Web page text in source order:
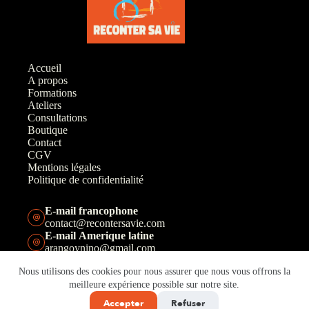
Nous utilisons des cookies pour nous assurer que nous vous offrons la
meilleure expérience possible sur notre site.
Accepter Refuser
Accueil
A propos
Formations
Ateliers
Consultations
Boutique
Contact
CGV
Mentions légales
Politique de confidentialité
E-mail francophone
contact@recontersavie.com
E-mail Amerique latine
arangoynino@gmail.com
+33(0)6 67 46 19 00
Téléphone Amerique latine
+57 311 2891224